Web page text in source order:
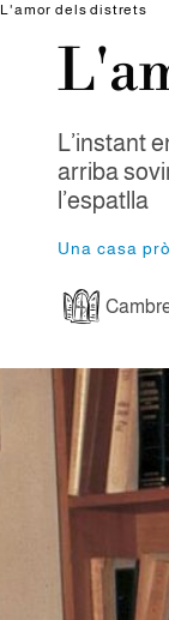
L'amor dels distrets
L’instant
arriba
l’espatlla
Una casa